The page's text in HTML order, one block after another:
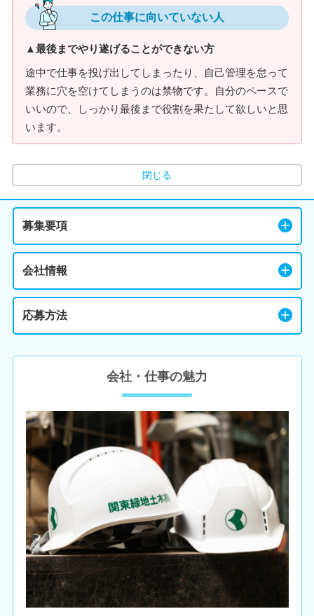
この仕事に向いていない人
▲最後までやり遂げることができない方
途中で仕事を投げ出してしまったり、自己管理を怠って
業務に穴を空けてしまうのは禁物です。自分のペースで
いいので、しっかり最後まで役割を果たして欲しいと思
います。
閉じる
募集要項
会社情報
応募方法
会社・仕事の魅力